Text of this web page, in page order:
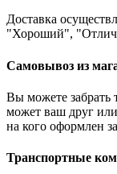
Доставка
"Хороший",
Самовывоз из
Вы можете забрать
может ваш друг
на кого оформлен
Транспортные